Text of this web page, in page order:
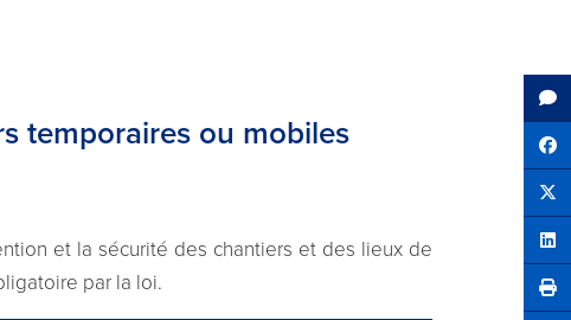
temporaires ou mobiles
et la sécurité des chantiers et des lieux de
par la loi.